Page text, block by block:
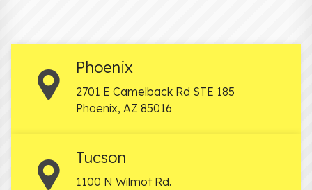
Phoenix
2701 E Camelback Rd STE 185
Phoenix, AZ 85016
Tucson
1100 N Wilmot Rd.